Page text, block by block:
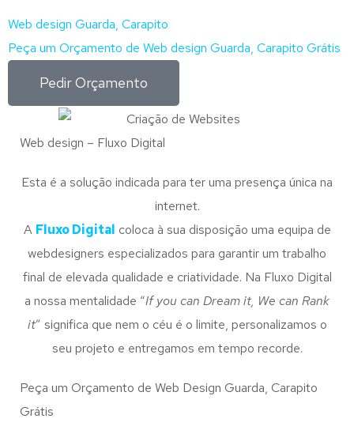
Web design Guarda, Carapito
Peça um Orçamento de Web design Guarda, Carapito Grátis
Pedir Orçamento
Web design – Fluxo Digital
Esta é a solução indicada para ter uma presença única na
internet.
A Fluxo Digital coloca à sua disposição uma equipa de
webdesigners especializados para garantir um trabalho
final de elevada qualidade e criatividade. Na Fluxo Digital
a nossa mentalidade “If you can Dream it, We can Rank
it” significa que nem o céu é o limite, personalizamos o
seu projeto e entregamos em tempo recorde.
Peça um Orçamento de Web Design Guarda, Carapito
Grátis